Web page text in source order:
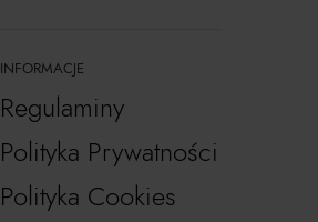
INFORMACJE
Regulaminy
Polityka Prywatności
Polityka Cookies